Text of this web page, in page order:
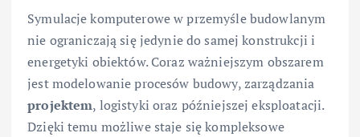
Symulacje komputerowe w przemyśle budowlanym
nie ograniczają się jedynie do samej konstrukcji i
energetyki obiektów. Coraz ważniejszym obszarem
jest modelowanie procesów budowy, zarządzania
projektem, logistyki oraz późniejszej eksploatacji.
Dzięki temu możliwe staje się kompleksowe